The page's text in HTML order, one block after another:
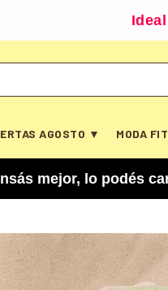
AGOSTO ▼ MODA
podés cambiar.